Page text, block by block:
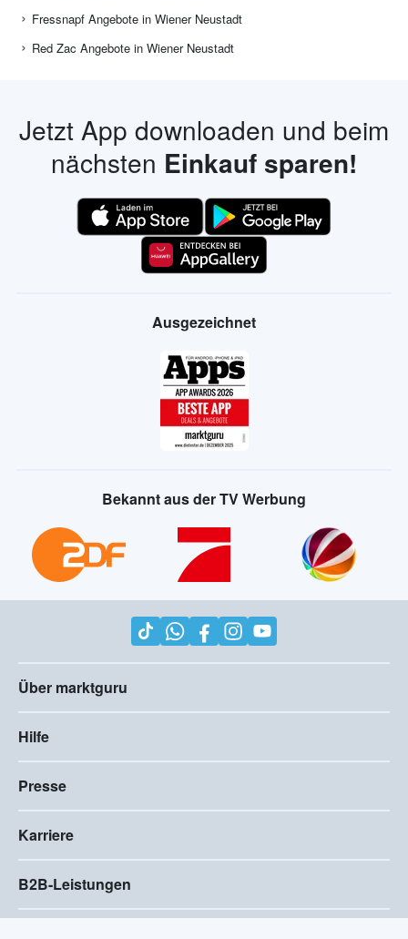
Fressnapf Angebote in Wiener Neustadt
Red Zac Angebote in Wiener Neustadt
Jetzt App downloaden und beim
nächsten Einkauf sparen!
Ausgezeichnet
Bekannt aus der TV Werbung
Über marktguru
Hilfe
Presse
Karriere
B2B-Leistungen